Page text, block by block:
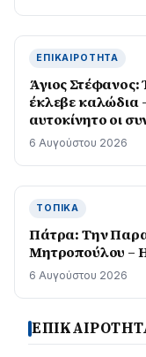
ΕΠΙΚΑΙΡΌΤΗΤΑ
Άγιος
έκλεβε καλώδια
αυτοκίνητο οι
6 Αυγούστου 2026
ΤΟΠΙΚΆ
Πάτρα: Την
Μητροπούλου –
6 Αυγούστου 2026